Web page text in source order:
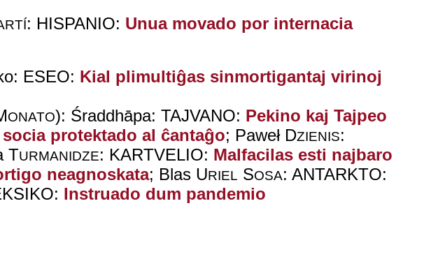
: HISPANIO: Unua movado por internacia
ESEO: Kial plimultiĝas sinmortigantaj virinoj
ONATO): Śraddhāpa: TAJVANO: Pekino kaj Tajpeo
socia protektado al ĉantaĝo; Paweł DZIENIS:
TURMANIDZE: KARTVELIO: Malfacilas esti najbaro
neagnoskata; Blas URIEL SOSA: ANTARKTO:
Instruado dum pandemio